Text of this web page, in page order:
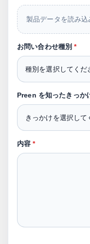
製品データを読み込
お問い合わせ種別*
Preen を知ったきっか
内容*